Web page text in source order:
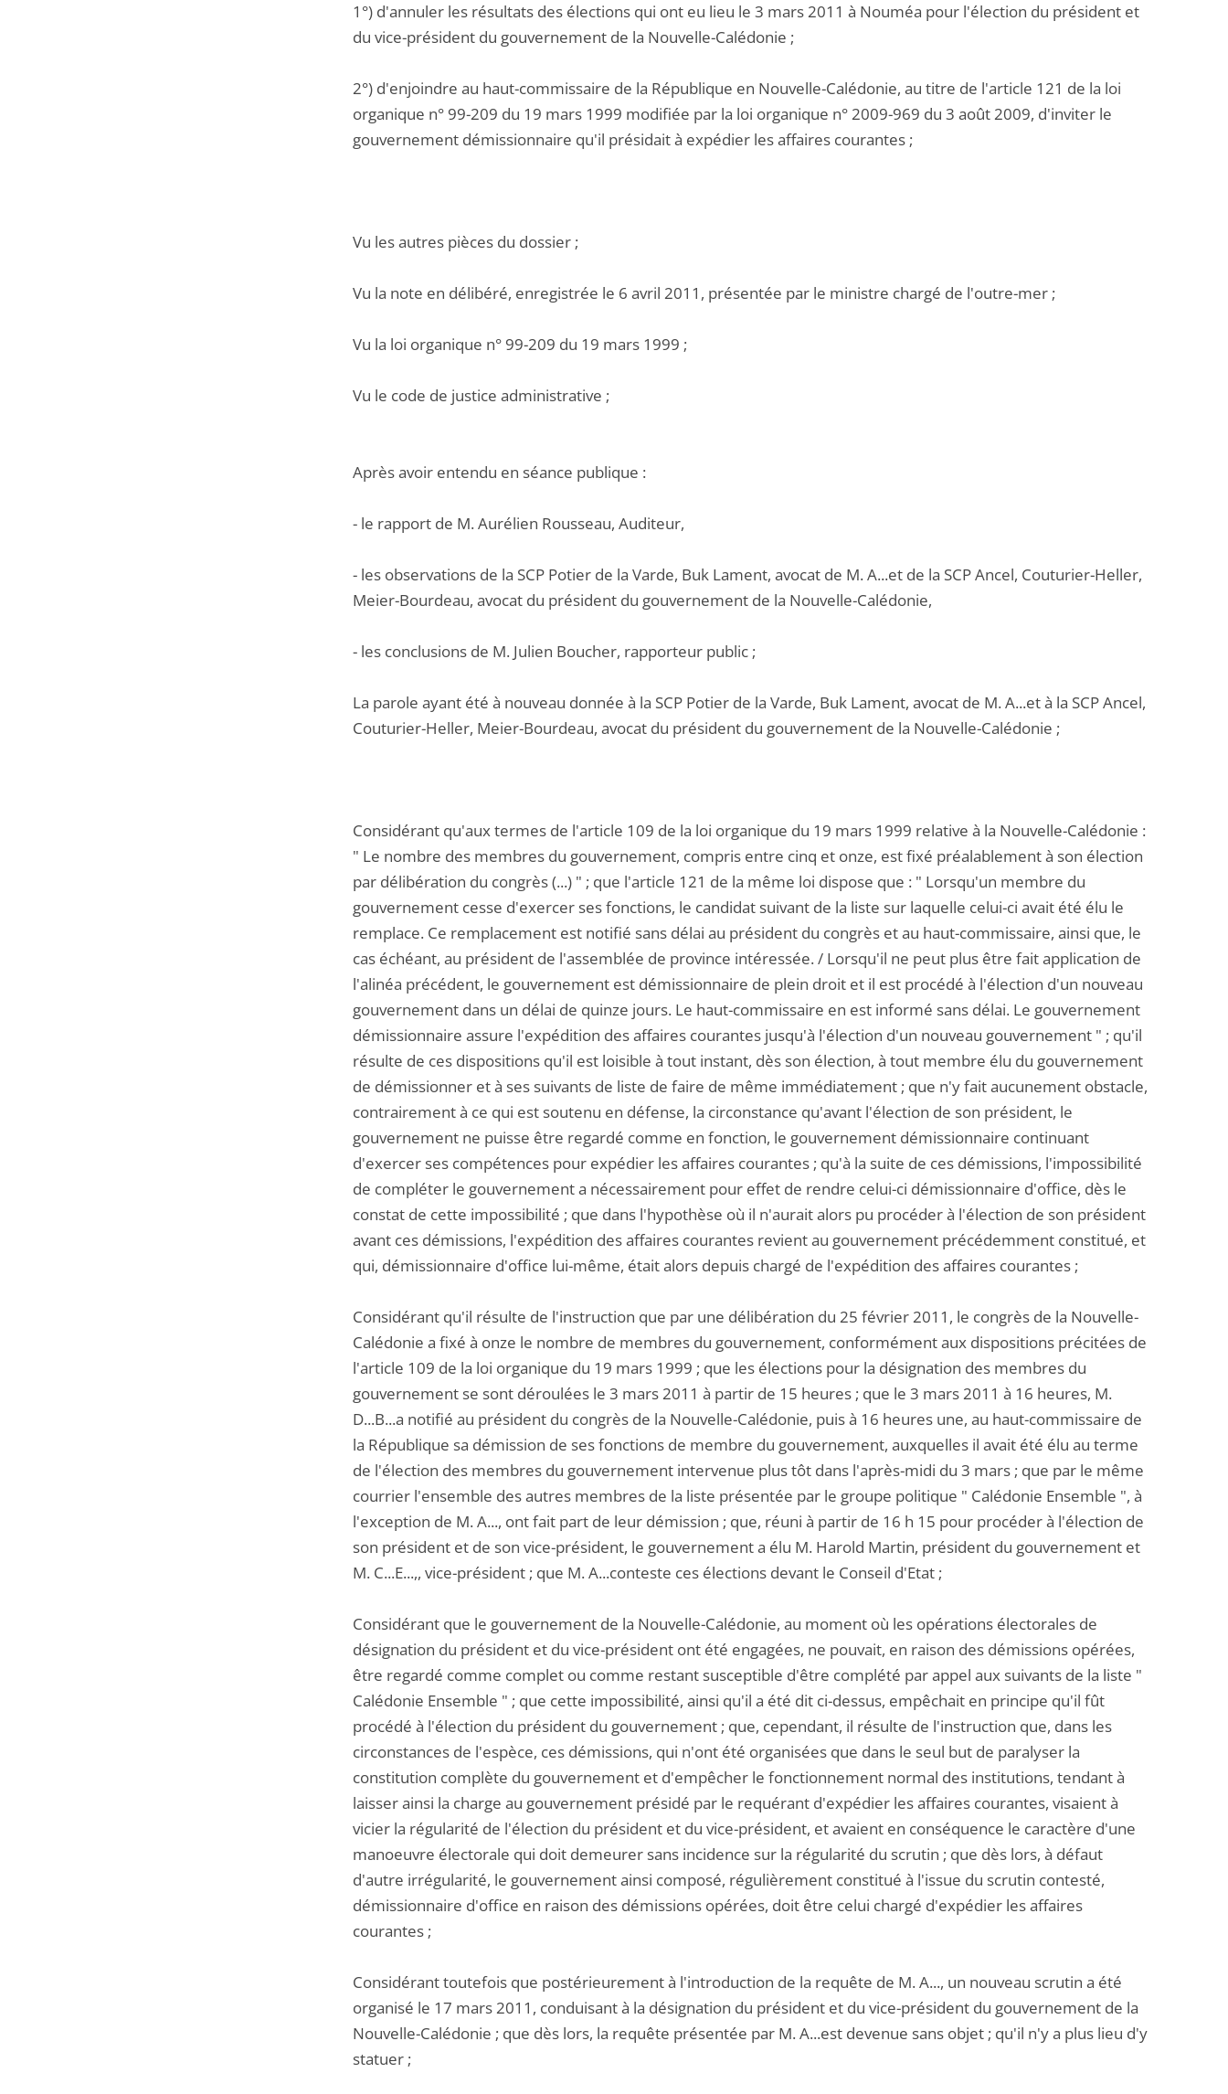
1°) d'annuler les résultats des élections qui ont eu lieu le 3 mars 2011 à Nouméa pour l'élection du président et
du vice-président du gouvernement de la Nouvelle-Calédonie ;
2°) d'enjoindre au haut-commissaire de la République en Nouvelle-Calédonie, au titre de l'article 121 de la loi
organique n° 99-209 du 19 mars 1999 modifiée par la loi organique n° 2009-969 du 3 août 2009, d'inviter le
gouvernement démissionnaire qu'il présidait à expédier les affaires courantes ;
Vu les autres pièces du dossier ;
Vu la note en délibéré, enregistrée le 6 avril 2011, présentée par le ministre chargé de l'outre-mer ;
Vu la loi organique n° 99-209 du 19 mars 1999 ;
Vu le code de justice administrative ;
Après avoir entendu en séance publique :
- le rapport de M. Aurélien Rousseau, Auditeur,
- les observations de la SCP Potier de la Varde, Buk Lament, avocat de M. A...et de la SCP Ancel, Couturier-Heller,
Meier-Bourdeau, avocat du président du gouvernement de la Nouvelle-Calédonie,
- les conclusions de M. Julien Boucher, rapporteur public ;
La parole ayant été à nouveau donnée à la SCP Potier de la Varde, Buk Lament, avocat de M. A...et à la SCP Ancel,
Couturier-Heller, Meier-Bourdeau, avocat du président du gouvernement de la Nouvelle-Calédonie ;
Considérant qu'aux termes de l'article 109 de la loi organique du 19 mars 1999 relative à la Nouvelle-Calédonie :
" Le nombre des membres du gouvernement, compris entre cinq et onze, est fixé préalablement à son élection
par délibération du congrès (...) " ; que l'article 121 de la même loi dispose que : " Lorsqu'un membre du
gouvernement cesse d'exercer ses fonctions, le candidat suivant de la liste sur laquelle celui-ci avait été élu le
remplace. Ce remplacement est notifié sans délai au président du congrès et au haut-commissaire, ainsi que, le
cas échéant, au président de l'assemblée de province intéressée. / Lorsqu'il ne peut plus être fait application de
l'alinéa précédent, le gouvernement est démissionnaire de plein droit et il est procédé à l'élection d'un nouveau
gouvernement dans un délai de quinze jours. Le haut-commissaire en est informé sans délai. Le gouvernement
démissionnaire assure l'expédition des affaires courantes jusqu'à l'élection d'un nouveau gouvernement " ; qu'il
résulte de ces dispositions qu'il est loisible à tout instant, dès son élection, à tout membre élu du gouvernement
de démissionner et à ses suivants de liste de faire de même immédiatement ; que n'y fait aucunement obstacle,
contrairement à ce qui est soutenu en défense, la circonstance qu'avant l'élection de son président, le
gouvernement ne puisse être regardé comme en fonction, le gouvernement démissionnaire continuant
d'exercer ses compétences pour expédier les affaires courantes ; qu'à la suite de ces démissions, l'impossibilité
de compléter le gouvernement a nécessairement pour effet de rendre celui-ci démissionnaire d'office, dès le
constat de cette impossibilité ; que dans l'hypothèse où il n'aurait alors pu procéder à l'élection de son président
avant ces démissions, l'expédition des affaires courantes revient au gouvernement précédemment constitué, et
qui, démissionnaire d'office lui-même, était alors depuis chargé de l'expédition des affaires courantes ;
Considérant qu'il résulte de l'instruction que par une délibération du 25 février 2011, le congrès de la Nouvelle-
Calédonie a fixé à onze le nombre de membres du gouvernement, conformément aux dispositions précitées de
l'article 109 de la loi organique du 19 mars 1999 ; que les élections pour la désignation des membres du
gouvernement se sont déroulées le 3 mars 2011 à partir de 15 heures ; que le 3 mars 2011 à 16 heures, M.
D...B...a notifié au président du congrès de la Nouvelle-Calédonie, puis à 16 heures une, au haut-commissaire de
la République sa démission de ses fonctions de membre du gouvernement, auxquelles il avait été élu au terme
de l'élection des membres du gouvernement intervenue plus tôt dans l'après-midi du 3 mars ; que par le même
courrier l'ensemble des autres membres de la liste présentée par le groupe politique " Calédonie Ensemble ", à
l'exception de M. A..., ont fait part de leur démission ; que, réuni à partir de 16 h 15 pour procéder à l'élection de
son président et de son vice-président, le gouvernement a élu M. Harold Martin, président du gouvernement et
M. C...E...,, vice-président ; que M. A...conteste ces élections devant le Conseil d'Etat ;
Considérant que le gouvernement de la Nouvelle-Calédonie, au moment où les opérations électorales de
désignation du président et du vice-président ont été engagées, ne pouvait, en raison des démissions opérées,
être regardé comme complet ou comme restant susceptible d'être complété par appel aux suivants de la liste "
Calédonie Ensemble " ; que cette impossibilité, ainsi qu'il a été dit ci-dessus, empêchait en principe qu'il fût
procédé à l'élection du président du gouvernement ; que, cependant, il résulte de l'instruction que, dans les
circonstances de l'espèce, ces démissions, qui n'ont été organisées que dans le seul but de paralyser la
constitution complète du gouvernement et d'empêcher le fonctionnement normal des institutions, tendant à
laisser ainsi la charge au gouvernement présidé par le requérant d'expédier les affaires courantes, visaient à
vicier la régularité de l'élection du président et du vice-président, et avaient en conséquence le caractère d'une
manoeuvre électorale qui doit demeurer sans incidence sur la régularité du scrutin ; que dès lors, à défaut
d'autre irrégularité, le gouvernement ainsi composé, régulièrement constitué à l'issue du scrutin contesté,
démissionnaire d'office en raison des démissions opérées, doit être celui chargé d'expédier les affaires
courantes ;
Considérant toutefois que postérieurement à l'introduction de la requête de M. A..., un nouveau scrutin a été
organisé le 17 mars 2011, conduisant à la désignation du président et du vice-président du gouvernement de la
Nouvelle-Calédonie ; que dès lors, la requête présentée par M. A...est devenue sans objet ; qu'il n'y a plus lieu d'y
statuer ;